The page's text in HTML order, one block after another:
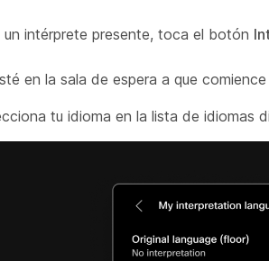
intérprete presente, toca el botón
en la sala de espera a que comience
tu idioma en la lista de idiomas